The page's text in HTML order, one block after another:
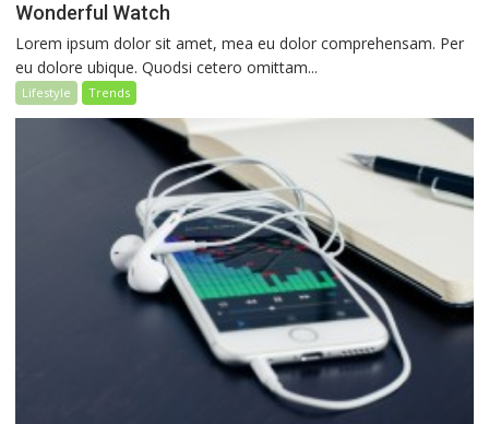
Wonderful Watch
Lorem ipsum dolor sit amet, mea eu dolor comprehensam. Per
eu dolore ubique. Quodsi cetero omittam...
Lifestyle Trends